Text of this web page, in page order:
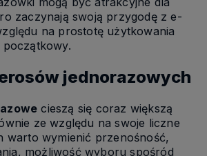
zaczynają swoją przygodę z e-
na prostotę użytkowania
jednorazowych
cieszą się coraz większą
ze względu na swoje liczne
warto wymienić przenośność,
możliwość wyboru spośród